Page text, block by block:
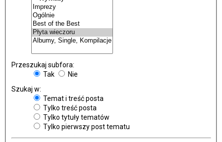
Przeszukaj subfora:
Tak
Nie
Szukaj w:
Temat i treść posta
Tylko treść posta
Tylko tytuły tematów
Tylko pierwszy post tematu